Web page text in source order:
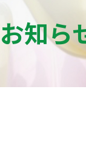
お知ら